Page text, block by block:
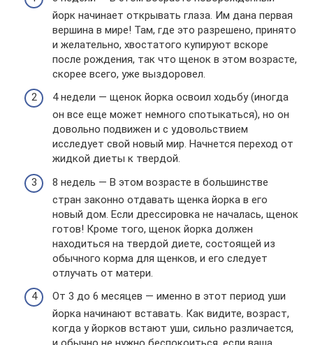
йорк начинает открывать глаза. Им дана первая
вершина в мире! Там, где это разрешено, принято
и желательно, хвостатого купируют вскоре
после рождения, так что щенок в этом возрасте,
скорее всего, уже выздоровел.
4 недели — щенок йорка освоил ходьбу (иногда
он все еще может немного спотыкаться), но он
довольно подвижен и с удовольствием
исследует свой новый мир. Начнется переход от
жидкой диеты к твердой.
8 недель — В этом возрасте в большинстве
стран законно отдавать щенка йорка в его
новый дом. Если дрессировка не началась, щенок
готов! Кроме того, щенок йорка должен
находиться на твердой диете, состоящей из
обычного корма для щенков, и его следует
отлучать от матери.
От 3 до 6 месяцев — именно в этот период уши
йорка начинают вставать. Как видите, возраст,
когда у йорков встают уши, сильно различается,